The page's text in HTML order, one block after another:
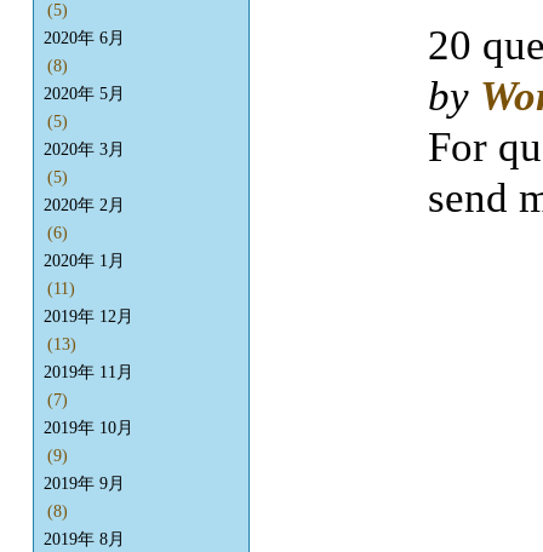
(5)
2020年 6月
(8)
2020年 5月
(5)
2020年 3月
(5)
2020年 2月
(6)
2020年 1月
(11)
2019年 12月
(13)
2019年 11月
(7)
2019年 10月
(9)
2019年 9月
(8)
2019年 8月
20
by
For
send